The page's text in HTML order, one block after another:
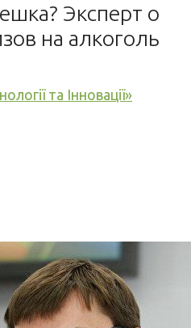
Эксперт о
на алкоголь
та Інновації»